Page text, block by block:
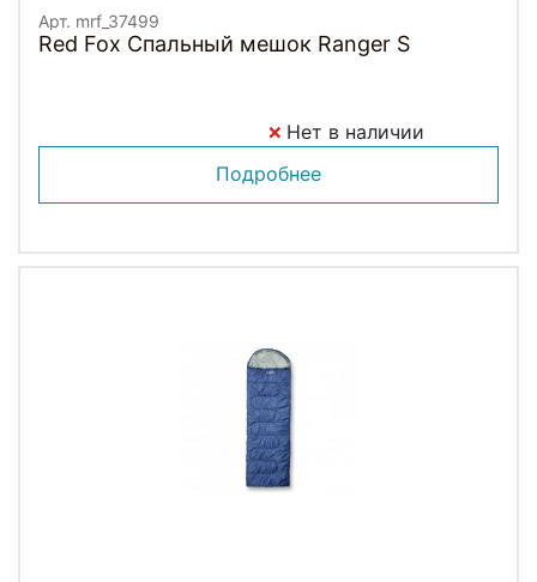
Арт. mrf_37499
Red Fox Спальный мешок Ranger S
Нет в наличии
Подробнее